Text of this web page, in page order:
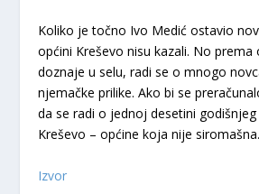
Koliko je točno Ivo Medić ostavio
općini Kreševo nisu kazali. No
doznaje u selu, radi se o mnogo
njemačke prilike. Ako bi se
da se radi o jednoj desetini
Kreševo – općine koja nije siromašna.
Izvor